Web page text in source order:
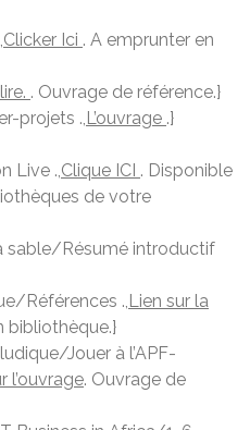
Clicker Ici . A emprunter en
. Ouvrage de référence.}
projets ., L’ouvrage .}
Live .,Clique ICI . Disponible
de votre
sable/Résumé introductif
Références ., Lien sur la
bibliothèque.}
Jouer à l’APF-
l’ouvrage. Ouvrage de